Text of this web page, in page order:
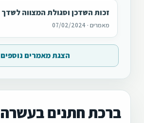
זכות השדכן וסגולת המצווה לשדך
מאמרים · 07/02/2024
הצגת מאמרים נוספים
ברכת חתנים בעשרה